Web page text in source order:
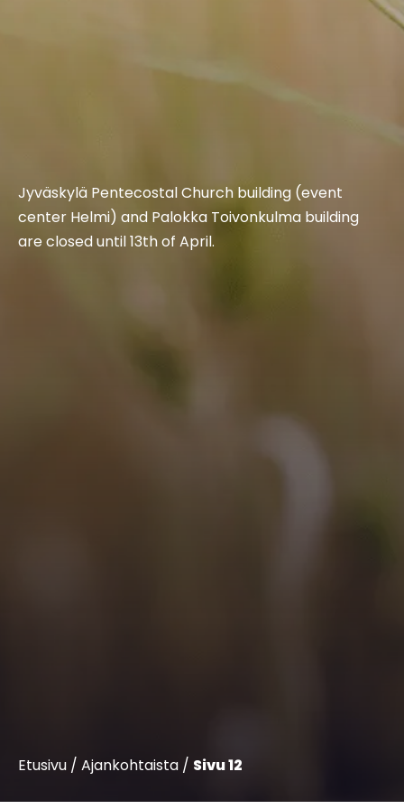
Jyväskylä Pentecostal Church building (event
center Helmi) and Palokka Toivonkulma building
are closed until 13th of April.
Etusivu / Ajankohtaista / Sivu 12